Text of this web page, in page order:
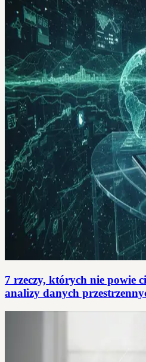
7 rzeczy, których nie powie
analizy danych